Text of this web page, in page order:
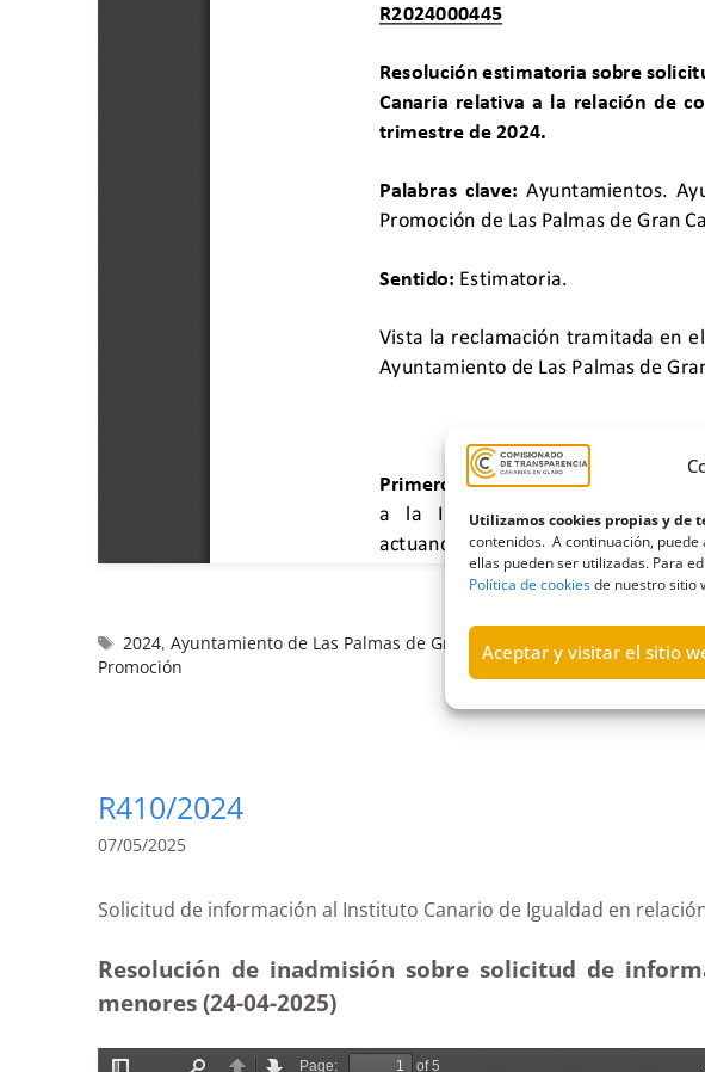
Utilizamos cookies propias y de
contenidos. A continuación,
ellas pueden ser utilizadas. Para
Política de cookiesde nuestro sitio
Aceptar y visitar el sitio
2024,Ayuntamiento de Las Palmas de Gran Canaria Contratos menores
Promoción
R410/2024
07/05/2025
Solicitud de información al Instituto Canario de Igualdad en
Resolución de inadmisión sobre solicitud de
menores (24-04-2025)